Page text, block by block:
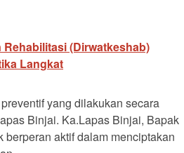
(Dirwatkeshab)
Langkat
yang dilakukan secara
Binjai. Ka.Lapas Binjai, Bapak
aktif dalam menciptakan